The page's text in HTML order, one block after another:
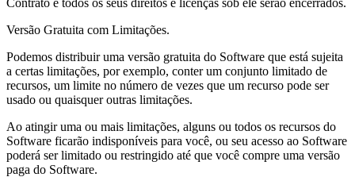
Versão Gratuita com Limitações.
Podemos distribuir uma versão gratuita do Software que está sujeita
a certas limitações, por exemplo, conter um conjunto limitado de
recursos, um limite no número de vezes que um recurso pode ser
usado ou quaisquer outras limitações.
Ao atingir uma ou mais limitações, alguns ou todos os recursos do
Software ficarão indisponíveis para você, ou seu acesso ao Software
poderá ser limitado ou restringido até que você compre uma versão
paga do Software.